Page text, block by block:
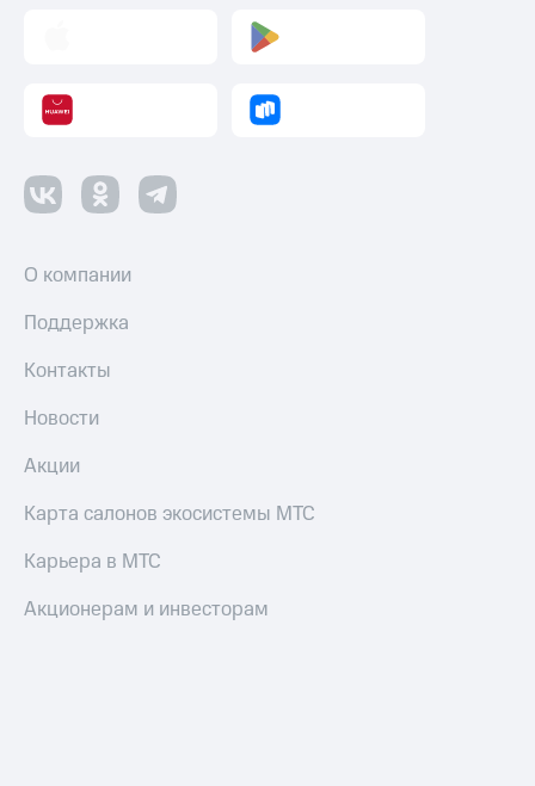
О компании
Поддержка
Контакты
Новости
Акции
Карта салонов экосистемы МТС
Карьера в МТС
Акционерам и инвесторам